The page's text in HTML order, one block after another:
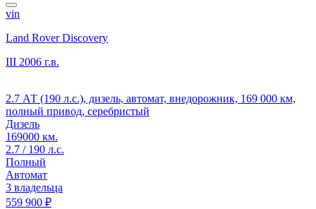
vin
Land Rover Discovery
III 2006 г.в.
2.7 АТ (190 л.с.), дизель, автомат, внедорожник, 169 000 км,
полный привод, серебристый
Дизель
169000 км.
2.7 / 190 л.с.
Полный
Автомат
3 владельца
559 900 ₽